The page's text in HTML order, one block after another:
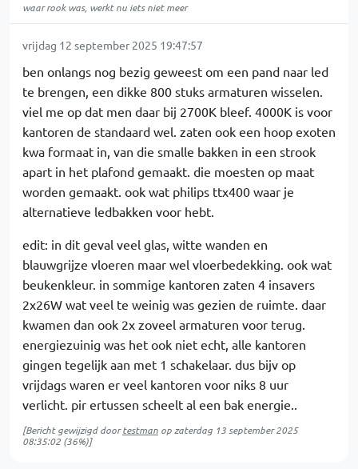
waar rook was, werkt nu iets niet meer
vrijdag 12 september 2025 19:47:57
ben onlangs nog bezig geweest om een pand naar led
te brengen, een dikke 800 stuks armaturen wisselen.
viel me op dat men daar bij 2700K bleef. 4000K is voor
kantoren de standaard wel. zaten ook een hoop exoten
kwa formaat in, van die smalle bakken in een strook
apart in het plafond gemaakt. die moesten op maat
worden gemaakt. ook wat philips ttx400 waar je
alternatieve ledbakken voor hebt.
edit: in dit geval veel glas, witte wanden en
blauwgrijze vloeren maar wel vloerbedekking. ook wat
beukenkleur. in sommige kantoren zaten 4 insavers
2x26W wat veel te weinig was gezien de ruimte. daar
kwamen dan ook 2x zoveel armaturen voor terug.
energiezuinig was het ook niet echt, alle kantoren
gingen tegelijk aan met 1 schakelaar. dus bijv op
vrijdags waren er veel kantoren voor niks 8 uur
verlicht. pir ertussen scheelt al een bak energie..
[Bericht gewijzigd doortestman op zaterdag 13 september 2025
08:35:02 (36%)]